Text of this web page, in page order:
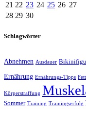
21 22 23 24 25 26 27
28 29 30
Schlagwörter
Abnehmen Ausdauer
Ernährung Ernährungs-Tipps Fett
Körperstraffung
Sommer Training Trainingserfolg